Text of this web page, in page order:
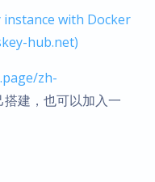
instance with Docker
hub.net)
zh-
搭建，也可以加入一